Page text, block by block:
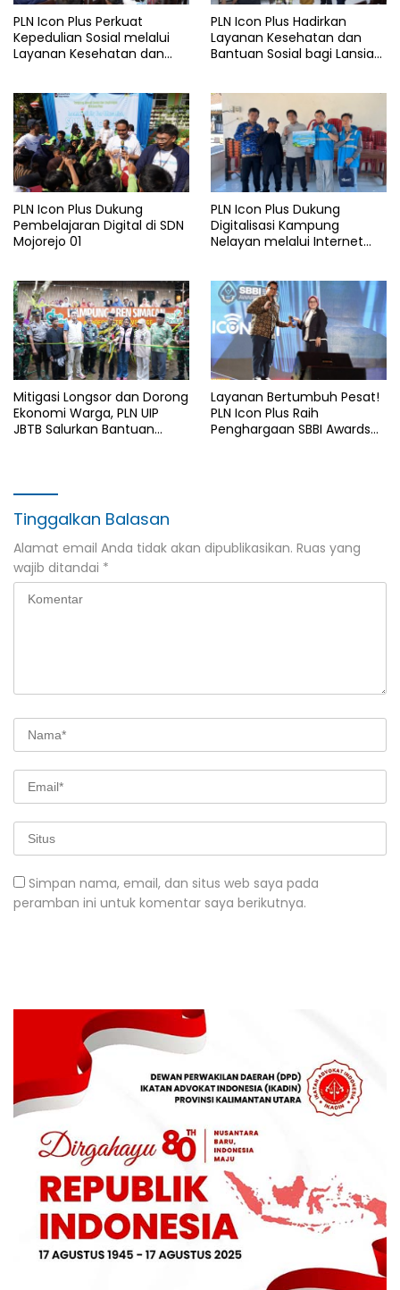
PLN Icon Plus Perkuat
Kepedulian Sosial melalui
Layanan Kesehatan dan
PLN Icon Plus Hadirkan
Layanan Kesehatan dan
Bantuan Sosial bagi Lansia
PLN Icon Plus Dukung
Pembelajaran Digital di SDN
Mojorejo 01
PLN Icon Plus Dukung
Digitalisasi Kampung
Nelayan melalui Internet
Mitigasi Longsor dan Dorong
Ekonomi Warga, PLN UIP
JBTB Salurkan Bantuan
Layanan Bertumbuh Pesat!
PLN Icon Plus Raih
Penghargaan SBBI Awards
Tinggalkan Balasan
Alamat email Anda tidak akan dipublikasikan. Ruas yang
wajib ditandai *
Simpan nama, email, dan situs web saya pada
peramban ini untuk komentar saya berikutnya.